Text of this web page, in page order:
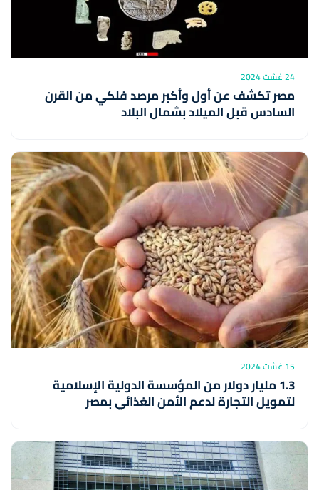
24 غشت 2024
مصر تكشف عن أول وأكبر مرصد فلكي من القرن
السادس قبل الميلاد بشمال البلاد
15 غشت 2024
1.3 مليار دولار من المؤسسة الدولية الإسلامية
لتمويل التجارة لدعم الأمن الغذائي بمصر